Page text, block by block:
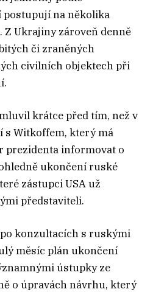
na několika
Ukrajiny zároveň denně
či zraněných
civilních objektech při
krátce před tím, než v
s Witkoffem, který má
prezidenta informovat o
ukončení ruské
zástupci USA už
představiteli.
konzultacích s ruskými
měsíc plán ukončení
ústupky ze
o úpravách návrhu, který